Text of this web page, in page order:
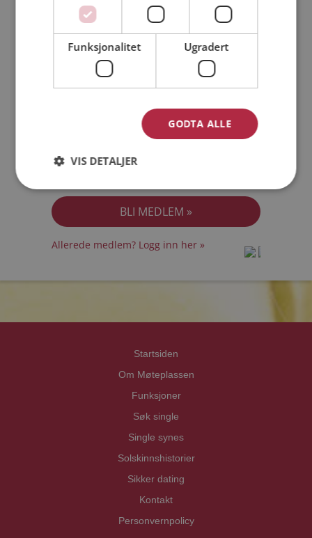
Min alder:
Jeg akseptererMedlemsvilkårene
Allerede medlem? Logg inn her »
Startsiden
Om Møteplassen
Funksjoner
Søk single
Single synes
Solskinnshistorier
Sikker dating
Kontakt
Personvernpolicy
Funksjonalitet Ugradert
GODTA ALLE
VIS DETALJER